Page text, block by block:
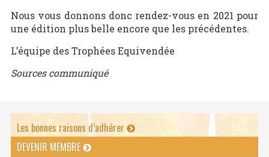
Nous vous donnons donc rendez-vous en 2021 pour
une édition plus belle encore que les précédentes.
L’équipe des Trophées Equivendée
Sources communiqué
Les bonnes raisons d’adhérer
DEVENIR MEMBRE